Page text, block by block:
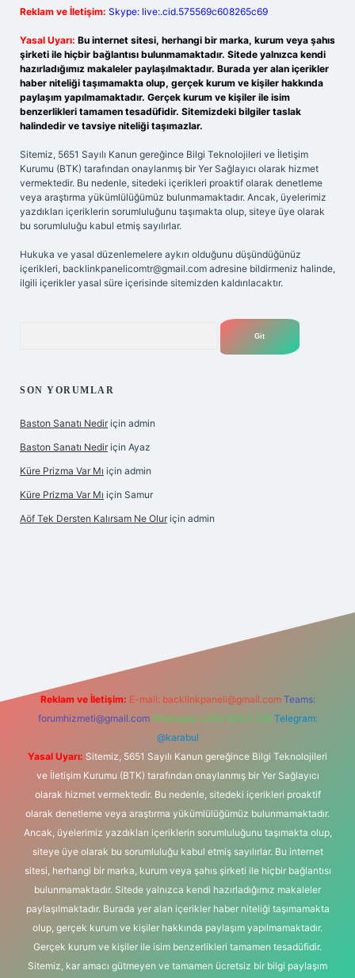
Reklam ve İletişim: Skype: live:.cid.575569c608265c69
Yasal Uyarı: Bu internet sitesi, herhangi bir marka, kurum veya şahıs
şirketi ile hiçbir bağlantısı bulunmamaktadır. Sitede yalnızca kendi
hazırladığımız makaleler paylaşılmaktadır. Burada yer alan içerikler
haber niteliği taşımamakta olup, gerçek kurum ve kişiler hakkında
paylaşım yapılmamaktadır. Gerçek kurum ve kişiler ile isim
benzerlikleri tamamen tesadüfidir. Sitemizdeki bilgiler taslak
halindedir ve tavsiye niteliği taşımazlar.
Sitemiz, 5651 Sayılı Kanun gereğince Bilgi Teknolojileri ve İletişim
Kurumu (BTK) tarafından onaylanmış bir Yer Sağlayıcı olarak hizmet
vermektedir. Bu nedenle, sitedeki içerikleri proaktif olarak denetleme
veya araştırma yükümlülüğümüz bulunmamaktadır. Ancak, üyelerimiz
yazdıkları içeriklerin sorumluluğunu taşımakta olup, siteye üye olarak
bu sorumluluğu kabul etmiş sayılırlar.
Hukuka ve yasal düzenlemelere aykırı olduğunu düşündüğünüz
içerikleri, backlinkpanelicomtr@gmail.com adresine bildirmeniz halinde,
ilgili içerikler yasal süre içerisinde sitemizden kaldırılacaktır.
SON YORUMLAR
Baston Sanatı Nedir için admin
Baston Sanatı Nedir için Ayaz
Küre Prizma Var Mı için admin
Küre Prizma Var Mı için Samur
Aöf Tek Dersten Kalırsam Ne Olur için admin
Reklam ve İletişim: E-mail: backlinkpaneli@gmail.com Teams:
forumhizmeti@gmail.com Whatsapp: 0262 606 0 726 Telegram:
@karabul
Yasal Uyarı: Sitemiz, 5651 Sayılı Kanun gereğince Bilgi Teknolojileri
ve İletişim Kurumu (BTK) tarafından onaylanmış bir Yer Sağlayıcı
olarak hizmet vermektedir. Bu nedenle, sitedeki içerikleri proaktif
olarak denetleme veya araştırma yükümlülüğümüz bulunmamaktadır.
Ancak, üyelerimiz yazdıkları içeriklerin sorumluluğunu taşımakta olup,
siteye üye olarak bu sorumluluğu kabul etmiş sayılırlar. Bu internet
sitesi, herhangi bir marka, kurum veya şahıs şirketi ile hiçbir bağlantısı
bulunmamaktadır. Sitede yalnızca kendi hazırladığımız makaleler
paylaşılmaktadır. Burada yer alan içerikler haber niteliği taşımamakta
olup, gerçek kurum ve kişiler hakkında paylaşım yapılmamaktadır.
Gerçek kurum ve kişiler ile isim benzerlikleri tamamen tesadüfidir.
Sitemiz, kar amacı gütmeyen ve tamamen ücretsiz bir bilgi paylaşım